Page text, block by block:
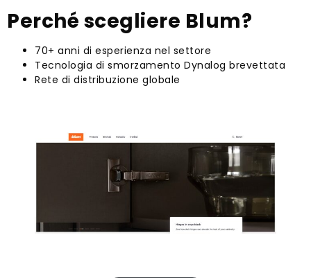
Perché scegliere Blum?
70+ anni di esperienza nel settore
Tecnologia di smorzamento Dynalog brevettata
Rete di distribuzione globale